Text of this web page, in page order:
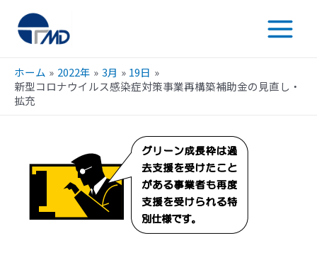
ホーム 2022年 3月
19日
新型コロナウイルス感染症対策事業再構築補助金の見直し・
拡充